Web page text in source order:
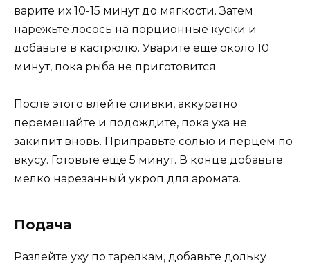
варите их 10-15 минут до мягкости. Затем
нарежьте лосось на порционные куски и
добавьте в кастрюлю. Уварите еще около 10
минут, пока рыба не приготовится.
После этого влейте сливки, аккуратно
перемешайте и подождите, пока уха не
закипит вновь. Приправьте солью и перцем по
вкусу. Готовьте еще 5 минут. В конце добавьте
мелко нарезанный укроп для аромата.
Подача
Разлейте уху по тарелкам, добавьте дольку